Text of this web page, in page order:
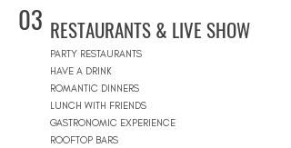
03 RESTAURANTS & LIVE SHOW
PARTY RESTAURANTS
HAVE A DRINK
ROMANTIC DINNERS
LUNCH WITH FRIENDS
GASTRONOMIC EXPERIENCE
ROOFTOP BARS